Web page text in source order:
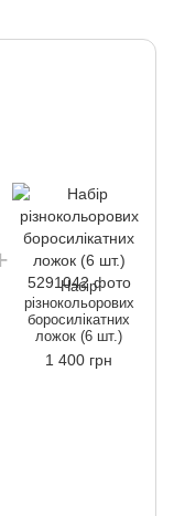
Набір
різнокольорових
боросилікатних
ложок (6 шт.)
1 400 грн